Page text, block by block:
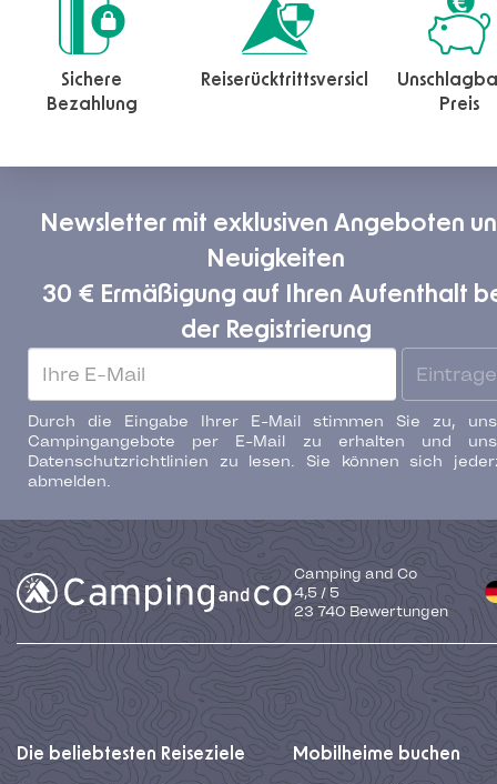
Sichere
Bezahlung
Reiserücktrittsversicherung
Preis
Newsletter mit exklusiven Angeboten
Neuigkeiten
30 € Ermäßigung auf Ihren Aufenthalt
der Registrierung
Durch die Eingabe Ihrer E-Mail stimmen Sie zu,
Campingangebote per E-Mail zu erhalten und
Datenschutzrichtlinien zu lesen. Sie können sich
abmelden.
Camping and Co
4,5 / 5
23 740 Bewertungen
Die beliebtesten Reiseziele Mobilheime buchen